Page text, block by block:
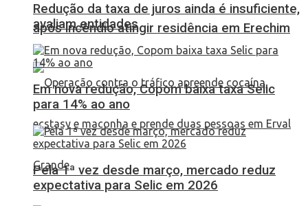
após incêndio atingir residência em Erechim
Redução da taxa de juros ainda é insuficiente,
avaliam entidades
Em nova redução, Copom baixa taxa Selic
para 14% ao ano
Pela 1ª vez desde março, mercado reduz
expectativa para Selic em 2026